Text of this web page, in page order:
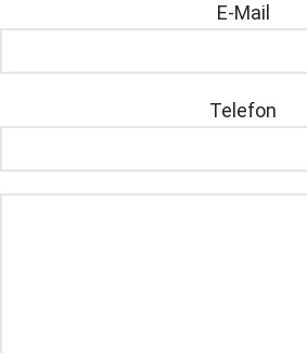
E-Mail
Telefon